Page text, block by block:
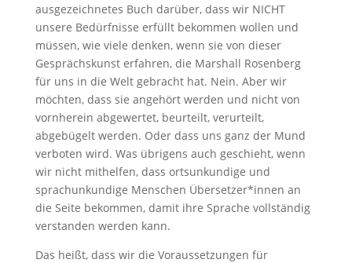
ausgezeichnetes Buch darüber, dass wir NICHT
unsere Bedürfnisse erfüllt bekommen wollen und
müssen, wie viele denken, wenn sie von dieser
Gesprächskunst erfahren, die Marshall Rosenberg
für uns in die Welt gebracht hat. Nein. Aber wir
möchten, dass sie angehört werden und nicht von
vornherein abgewertet, beurteilt, verurteilt,
abgebügelt werden. Oder dass uns ganz der Mund
verboten wird. Was übrigens auch geschieht, wenn
wir nicht mithelfen, dass ortsunkundige und
sprachunkundige Menschen Übersetzer*innen an
die Seite bekommen, damit ihre Sprache vollständig
verstanden werden kann.
Das heißt, dass wir die Voraussetzungen für